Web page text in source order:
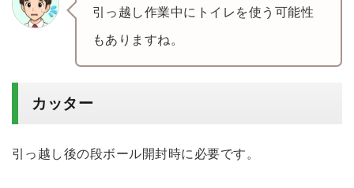
引っ越し作業中にトイレを使う可能性
もありますね。
カッター
引っ越し後の段ボール開封時に必要です。